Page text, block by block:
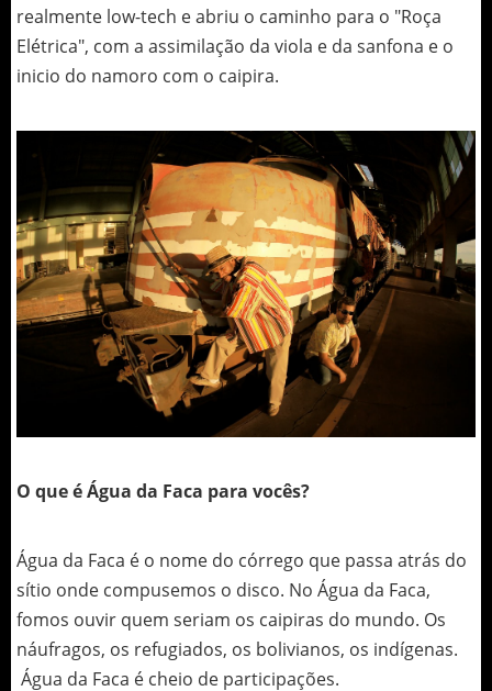
realmente low-tech e abriu o caminho para o "Roça
Elétrica", com a assimilação da viola e da sanfona e o
inicio do namoro com o caipira.
O que é Água da Faca para vocês?
Água da Faca é o nome do córrego que passa atrás do
sítio onde compusemos o disco. No Água da Faca,
fomos ouvir quem seriam os caipiras do mundo. Os
náufragos, os refugiados, os bolivianos, os indígenas.
Água da Faca é cheio de participações.